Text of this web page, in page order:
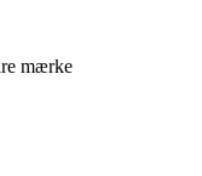
mærke